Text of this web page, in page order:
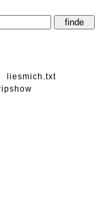
liesmich.txt